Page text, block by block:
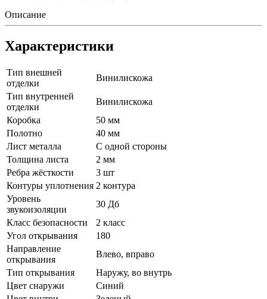
Описание
Характеристики
Тип внешней
отделки
Винилискожа
Тип внутренней
отделки
Винилискожа
Коробка
50 мм
Полотно
40 мм
Лист металла
С одной стороны
Толщина листа
2 мм
Ребра жёсткости
3 шт
Контуры уплотнения 2 контура
Уровень
звукоизоляции
30 Дб
Класс безопасности
2 класс
Угол открывания
180
Направление
открывания
Влево, вправо
Тип открывания
Наружу, во внутрь
Цвет снаружи
Синий